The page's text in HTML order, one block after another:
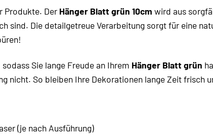
Produkte. Der Hänger Blatt grün 10cm wird aus
sind. Die detailgetreue Verarbeitung sorgt für eine
Sie lange Freude an Ihrem Hänger Blatt grün
nicht. So bleiben Ihre Dekorationen lange Zeit frisch
(je nach Ausführung)